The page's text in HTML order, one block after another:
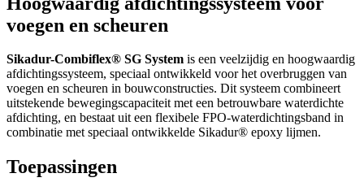
voegen en scheuren
Sikadur-Combiflex® SG System is een veelzijdig en hoogwaardig
afdichtingssysteem, speciaal ontwikkeld voor het overbruggen van
voegen en scheuren in bouwconstructies. Dit systeem combineert
uitstekende bewegingscapaciteit met een betrouwbare waterdichte
afdichting, en bestaat uit een flexibele FPO-waterdichtingsband in
combinatie met speciaal ontwikkelde Sikadur® epoxy lijmen.
Toepassingen